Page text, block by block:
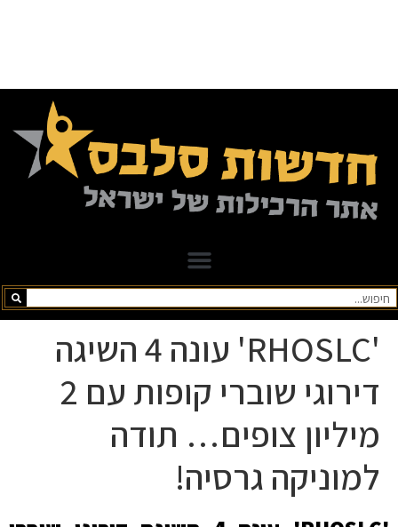
'RHOSLC' עונה 4 השיגה
דירוגי שוברי קופות עם 2
מיליון צופים… תודה
למוניקה גרסיה!